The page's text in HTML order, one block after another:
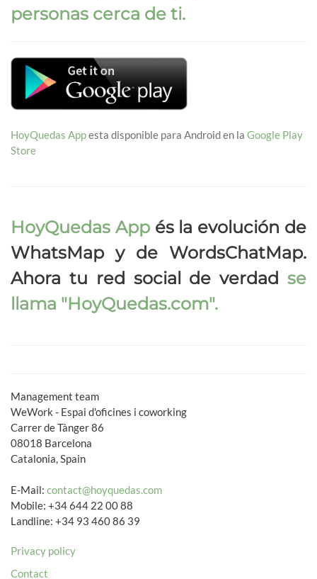
personas cerca de ti.
HoyQuedas Appesta disponible para Android en la Google Play
Store
HoyQuedas Appés la evolución de
WhatsMap y de WordsChatMap.
Ahora tu red social de verdad se
llama "HoyQuedas.com".
Management team
WeWork - Espai d'oficines i coworking
Carrer de Tànger 86
08018 Barcelona
Catalonia, Spain
E-Mail: contact@hoyquedas.com
Mobile: +34 644 22 00 88
Landline: +34 93 460 86 39
Privacy policy
Contact